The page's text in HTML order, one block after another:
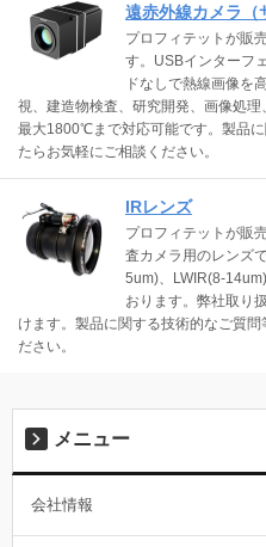
遠赤外線カメラ（
プロフィテットが販
す。USBインターフ
ドなしで熱線画像を
視、建造物検査、研究開発、画像処
最大1800℃まで対応可能です。製品
たらお気軽にご相談ください。
IRレンズ
プロフィテットが販
査カメラ用のレンズ
5um)、LWIR(8-
おります。弊社取り
けます。製品に関する技術的なご質
ださい。
メニュー
会社情報